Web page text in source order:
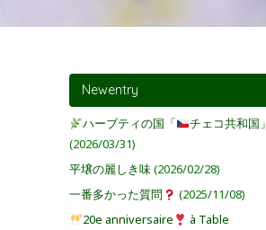
Newentry
ハーブティの国「
チェコ共和国」
(2026/03/31)
平壌の麗しき味(2026/02/28)
一番多かった質問
(2025/11/08)
20e anniversaire
à Table